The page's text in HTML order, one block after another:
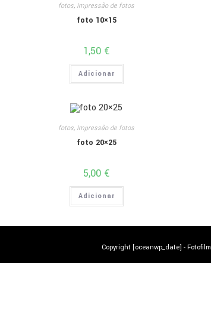
fotos, Impressão de fotos
foto 10×15
1,50 €
Adicionar
fotos, Impressão de fotos
foto 20×25
5,00 €
Adicionar
Copyright [oceanwp_date] - Fotofilm